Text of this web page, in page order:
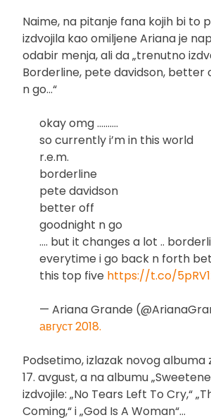
Naime, na pitanje fana kojih bi to
izdvojila kao omiljene Ariana je
odabir menja, ali da „trenutno
Borderline, pete davidson, better
n go…“
okay omg ……….
so currently i’m in this world
r.e.m.
borderline
pete davidson
better off
goodnight n go
…. but it changes a lot ..
everytime i go back n forth
this top five https://t.co/
— Ariana Grande
август 2018.
Podsetimo, izlazak novog albuma
17. avgust, a na albumu
izdvojile: „No Tears Left To Cry,“
Coming,“ i „God Is A Woman“…